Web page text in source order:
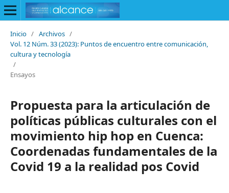
Inicio / Archivos /
Vol. 12 Núm. 33 (2023): Puntos de encuentro entre comunicación,
cultura y tecnología
/
Ensayos
Propuesta para la articulación de
políticas públicas culturales con el
movimiento hip hop en Cuenca:
Coordenadas fundamentales de la
Covid 19 a la realidad pos Covid